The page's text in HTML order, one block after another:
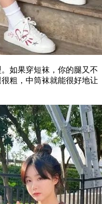
如果穿短袜，你的腿又不
粗，中筒袜就能很好地让